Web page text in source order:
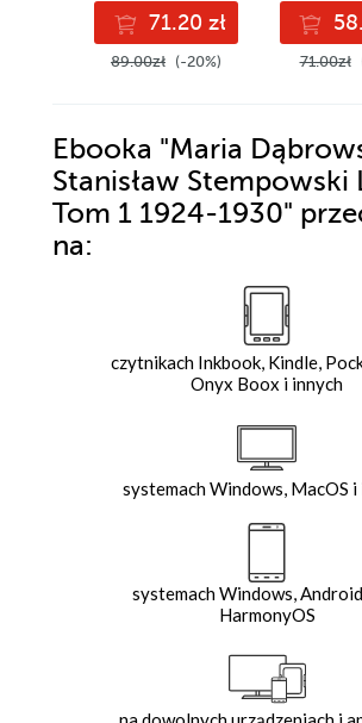
71.20 zł
89.00zł (-20%) 71.00zł
Ebooka "Maria
Stanisław Stempowski
Tom 1 1924-1930"
na:
czytnikach Inkbook, Kindle,
Onyx Boox i innych
systemach Windows, MacOS i
systemach Windows,
HarmonyOS